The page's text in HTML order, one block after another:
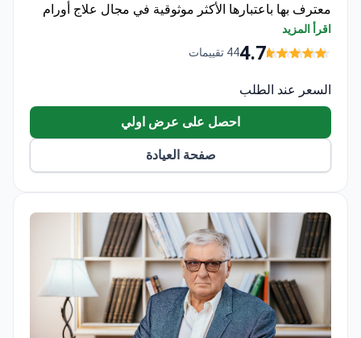
الأطفال. للمركز مختبر خاص به للطب الجزيئي حيث يتم
تطوير طرق علاجية مبتكرة.
اقرأ المزيد
صفحة العيادة